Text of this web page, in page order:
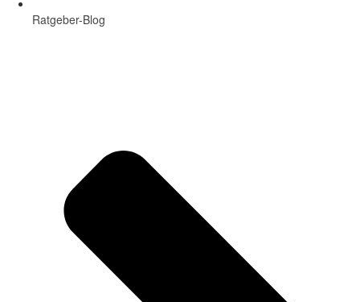
Ratgeber-Blog